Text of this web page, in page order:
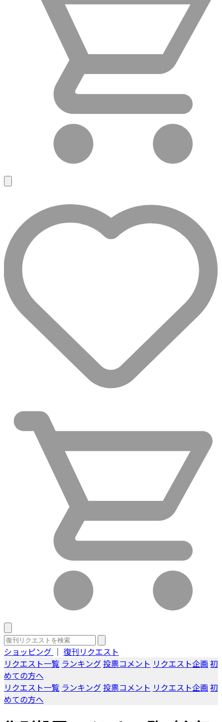
ショッピング ｜ 復刊リクエスト
リクエスト一覧 ランキング投票コメント リクエスト企画 初
めての方へ
リクエスト一覧 ランキング投票コメント リクエスト企画 初
めての方へ